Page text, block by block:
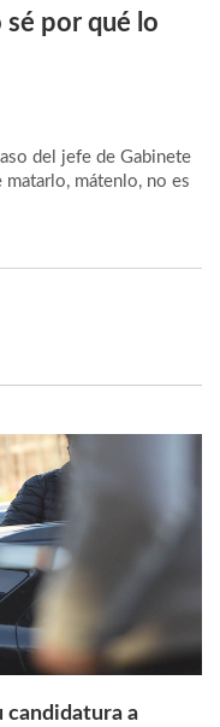
sé por qué lo
del jefe de Gabinete
mátenlo, no es
candidatura a